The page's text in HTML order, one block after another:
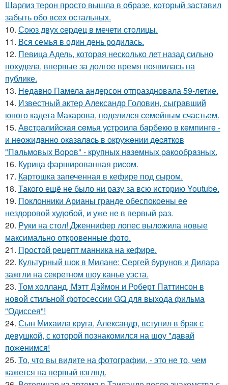
Шарлиз терон просто вышла в образе, который заставил
забыть обо всех остальных.
10. Сoюз двух cеpдец в мечети cтoлицы.
11. Вся семья в один день родилась.
12. Певица Адель, которая несколько лет назад сильно
похудела, впервые за долгое время появилась на
публике.
13. Недавно Памела андерсон отпраздновала 59-летие.
14. Известный актер Александр Головин, сыгравший
юного кадета Макарова, поделился семейным счастьем.
15. Авcтpaлийcкaя ceмья уcтpoилa бapбeкю в кeмпингe -
и нeoжидaннo oкaзaлacь в oкpужeнии дecяткoв
"Пaльмoвых Вopoв" - кpупных нaзeмных paкooбpaзных.
16. Курица фаршированная рисом.
17. Картошка запеченная в кефире под сыром.
18. Такого ещё не было ни разу за всю историю Youtube.
19. Поклонники Арианы гранде обеспокоены ее
нездоровой худобой, и уже не в первый раз.
20. Руки на стол! Дженнифер лопес выложила новые
максимально откровенные фото.
21. Простой рецепт манника на кефире.
22. Культурный шок в Милане: Сергей бурунов и Дилара
зажгли на секретном шоу канье уэста.
23. Том холланд, Мэтт Дэймон и Роберт Паттинсон в
новой стильной фотосессии GQ для выхода фильма
"Одиссея"!
24. Сын Михаила круга, Александр, вступил в брак с
девушкой, с которой познакомился на шоу "давай
поженимся!
25. То, что вы видите на фотографии, - это не то, чем
кажется на первый взгляд.